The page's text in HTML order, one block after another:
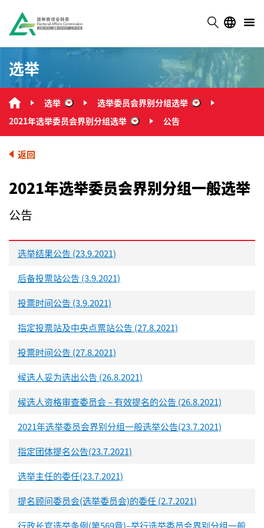
选举
选举 “选举”选举委员会界别分组选举
“选举委员会界
2021年选举委员会界别分组选举
“2021年选举委员会界别分组选
公告
返回
2021年选举委员会界别分组一般选举
公告
选举结果公告 (23.9.2021)
后备投票站公告 (3.9.2021)
投票时间公告 (3.9.2021)
指定投票站及中央点票站公告 (27.8.2021)
投票时间公告 (27.8.2021)
候选人妥为选出公告 (26.8.2021)
候选人资格审查委员会 – 有效提名的公告 (26.8.2021)
2021年选举委员会界别分组一般选举公告(23.7.2021)
指定团体提名公告(23.7.2021)
选举主任的委任(23.7.2021)
提名顾问委员会(选举委员会)的委任 (2.7.2021)
行政长官选举条例(第569章)–举行选举委员会界别分组一般